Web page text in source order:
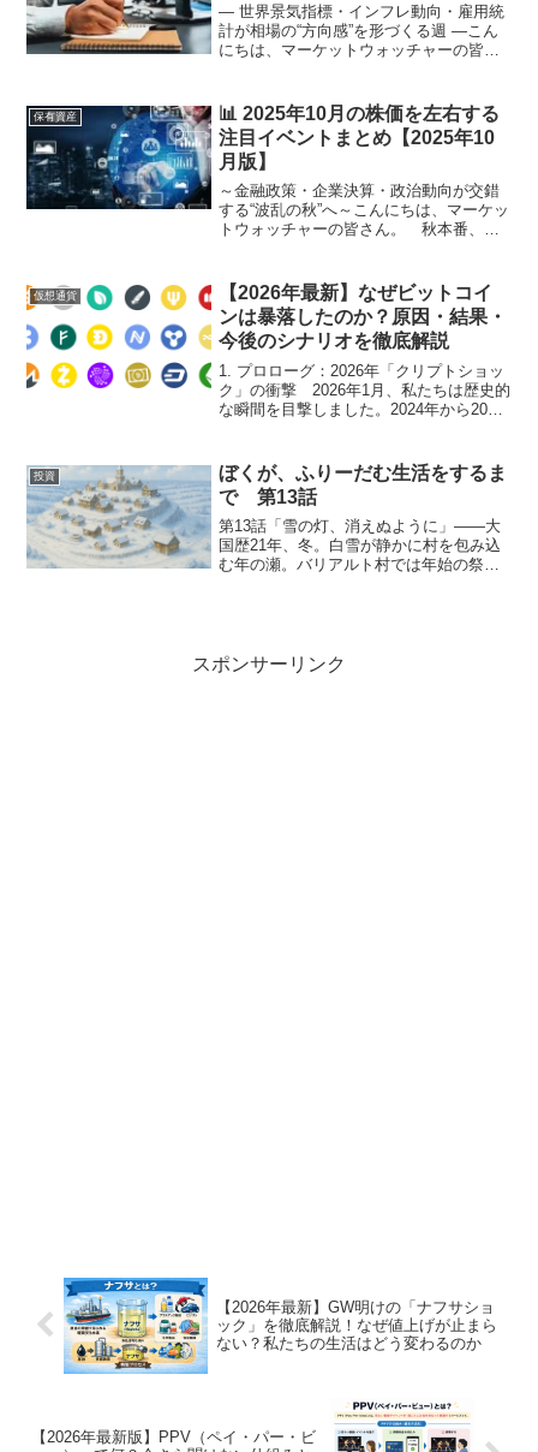
― 世界景気指標・インフレ動向・雇用統
計が相場の“方向感”を形づくる週 ―こん
にちは、マーケットウォッチャーの皆さ
相場の序盤として世界の景気指標や消...
保有資産
📊 2025年10月の株価を左右する
注目イベントまとめ【2025年10
月版】
～金融政策・企業決算・政治動向が交錯
する“波乱の秋”へ～こんにちは、マーケッ
トウォッチャーの皆さん。 秋本番、
が同時に押し寄せる重要局面を迎えま
す。9月のFO...
仮想通貨
【2026年最新】なぜビットコイ
ンは暴落したのか？原因・結果・
今後のシナリオを徹底解説
1. プロローグ：2026年「クリプトショッ
ク」の衝撃 2026年1月、私たちは歴史的
な瞬間を目撃しました。2024年から2025
を更新したビットコイン。しかし、年...
投資
ぼくが、ふりーだむ生活をするま
で 第13話
第13話「雪の灯、消えぬように」――大
国歴21年、冬。白雪が静かに村を包み込
む年の瀬。バリアルト村では年始の祭り
スポンサーリンク
【2026年最新】GW明けの「ナフサショ
ック」を徹底解説！なぜ値上げが止まら
ない？私たちの生活はどう変わるのか
【2026年最新版】PPV（ペイ・パー・ビ